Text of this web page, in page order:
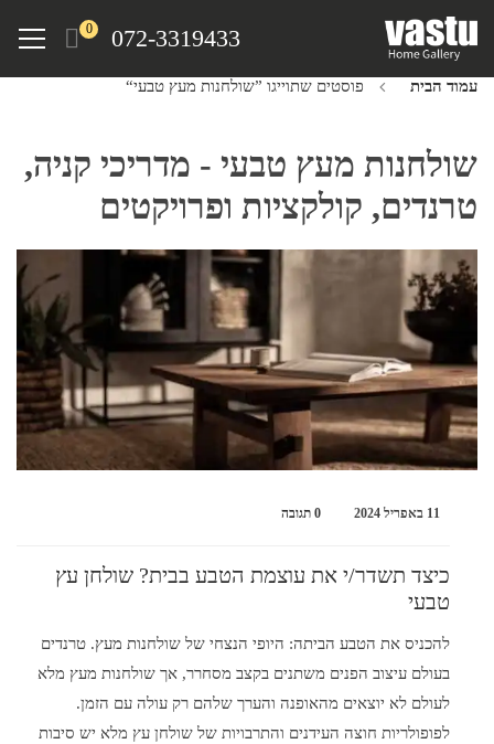
072-3319433
0
Menu
עמוד הבית פוסטים שתוייגו ”שולחנות מעץ טבעי“
שולחנות מעץ טבעי - מדריכי קניה,
טרנדים, קולקציות ופרויקטים
11 באפריל 2024 0 תגובה
כיצד תשדר/י את עוצמת הטבע בבית? שולחן עץ
טבעי
להכניס את הטבע הביתה: היופי הנצחי של שולחנות מעץ. טרנדים
בעולם עיצוב הפנים משתנים בקצב מסחרר, אך שולחנות מעץ מלא
לעולם לא יוצאים מהאופנה והערך שלהם רק עולה עם הזמן.
לפופולריות חוצה העידנים והתרבויות של שולחן עץ מלא יש סיבות